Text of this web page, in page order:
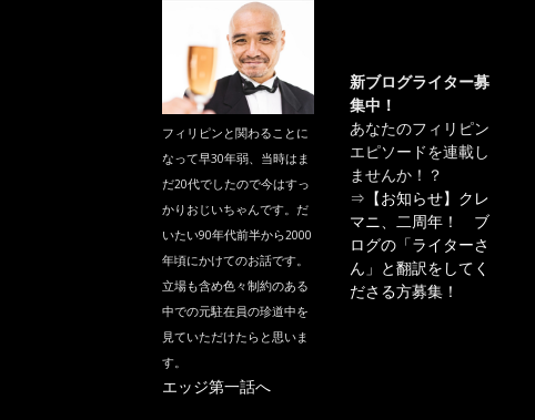
フィリピンと関わることに
なって早30年弱、当時はま
だ20代でしたので今はすっ
かりおじいちゃんです。だ
いたい90年代前半から2000
年頃にかけてのお話です。
立場も含め色々制約のある
中での元駐在員の珍道中を
見ていただけたらと思いま
す。
エッジ第一話へ
新ブログライター募
集中！
あなたのフィリピン
エピソードを連載し
ませんか！？
⇒ 【お知らせ】クレ
マニ、二周年！ ブ
ログの「ライターさ
ん」と翻訳をしてく
ださる方募集！